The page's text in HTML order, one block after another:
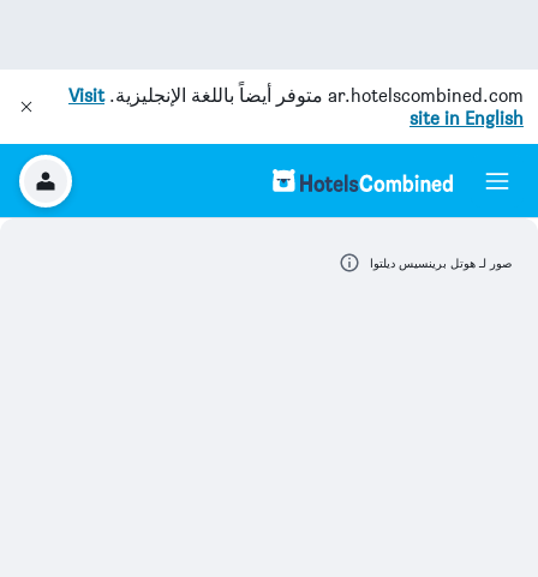
ar.hotelscombined.com متوفر أيضاً باللغة الإنجليزية.Visit
site in English
صور لـ هوتل برينسيس ديلتوا